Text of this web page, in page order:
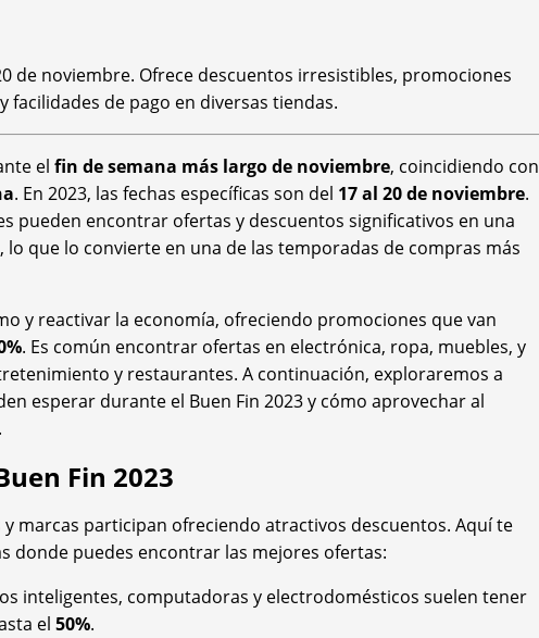
de noviembre. Ofrece descuentos irresistibles, promociones
facilidades de pago en diversas tiendas.
el fin de semana más largo de noviembre, coincidiendo con
. En 2023, las fechas específicas son del 17 al 20 de noviembre.
pueden encontrar ofertas y descuentos significativos en una
que lo convierte en una de las temporadas de compras más
y reactivar la economía, ofreciendo promociones que van
. Es común encontrar ofertas en electrónica, ropa, muebles, y
y restaurantes. A continuación, exploraremos a
esperar durante el Buen Fin 2023 y cómo aprovechar al
Fin 2023
y marcas participan ofreciendo atractivos descuentos. Aquí te
donde puedes encontrar las mejores ofertas:
inteligentes, computadoras y electrodomésticos suelen tener
el 50%.